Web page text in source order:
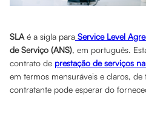
SLAé a sigla para Service Level
de Serviço (ANS), em português.
contrato de prestação de serviços
em termos mensuráveis e claros,
contratante pode esperar do